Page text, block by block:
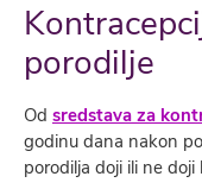
porodilje
Od sredstava za
godinu dana nakon
porodilja doji ili ne doji